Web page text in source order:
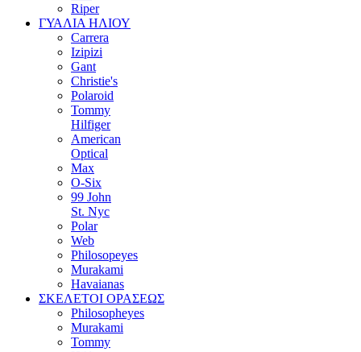
Riper
ΓΥΑΛΙΑ ΗΛΙΟΥ
Carrera
Izipizi
Gant
Christie's
Polaroid
Tommy
Hilfiger
American
Optical
Max
O-Six
99 John
St. Nyc
Polar
Web
Philosopeyes
Murakami
Havaianas
ΣΚΕΛΕΤΟΙ ΟΡΑΣΕΩΣ
Philosopheyes
Murakami
Tommy